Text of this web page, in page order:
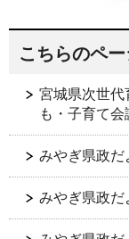
こちらのペ
宮城県次世代
も・子育て会
みやぎ県政だ
みやぎ県政だ